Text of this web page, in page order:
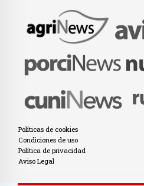
Políticas de cookies
Condiciones de uso
Política de privacidad
Aviso Legal